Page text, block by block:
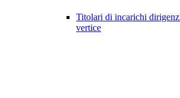
Titolari di incarichi
vertice